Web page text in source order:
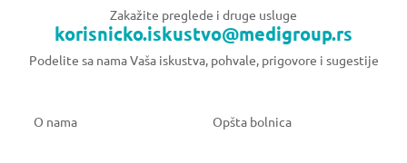
Zakažite preglede i druge usluge
korisnicko.iskustvo@medigroup.rs
Podelite sa nama Vaša iskustva, pohvale, prigovore i sugestije
O nama Opšta bolnica